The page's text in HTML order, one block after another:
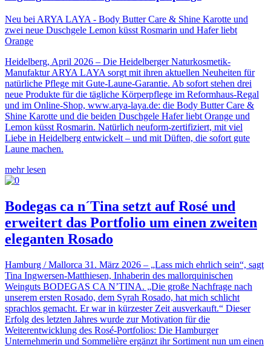
Neu bei ARYA LAYA - Body Butter Care & Shine Karotte und
zwei neue Duschgele Lemon küsst Rosmarin und Hafer liebt
Orange
Heidelberg, April 2026 – Die Heidelberger Naturkosmetik-
Manufaktur ARYA LAYA sorgt mit ihren aktuellen Neuheiten für
natürliche Pflege mit Gute-Laune-Garantie. Ab sofort stehen drei
neue Produkte für die tägliche Körperpflege im Reformhaus-Regal
und im Online-Shop, www.arya-laya.de: die Body Butter Care &
Shine Karotte und die beiden Duschgele Hafer liebt Orange und
Lemon küsst Rosmarin. Natürlich neuform-zertifiziert, mit viel
Liebe in Heidelberg entwickelt – und mit Düften, die sofort gute
Laune machen.
mehr lesen
Bodegas ca n´Tina setzt auf Rosé und
erweitert das Portfolio um einen zweiten
eleganten Rosado
Hamburg / Mallorca 31. März 2026 – „Lass mich ehrlich sein“, sagt
Tina Ingwersen-Matthiesen, Inhaberin des mallorquinischen
Weinguts BODEGAS CA N’TINA. „Die große Nachfrage nach
unserem ersten Rosado, dem Syrah Rosado, hat mich schlicht
sprachlos gemacht. Er war in kürzester Zeit ausverkauft.“ Dieser
Erfolg des letzten Jahres wurde zur Motivation für die
Weiterentwicklung des Rosé-Portfolios: Die Hamburger
Unternehmerin und Sommelière ergänzt ihr Sortiment nun um einen